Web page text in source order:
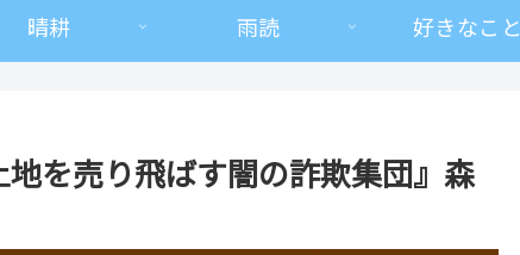
晴耕 雨読 好きなこと
を売り飛ばす闇の詐欺集団』森